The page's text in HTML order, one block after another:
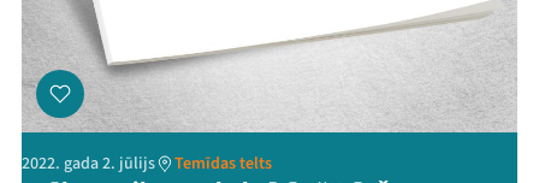
2022. gada 2. jūlijs Temīdas telts